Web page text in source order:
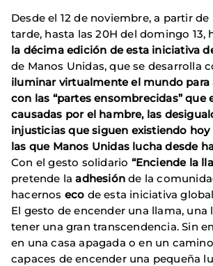
Desde el 12 de noviembre, a partir
tarde, hasta las 20H del domingo 13,
la décima edición de esta iniciativa
de Manos Unidas, que se desarrolla
iluminar virtualmente el mundo para
con las “partes ensombrecidas” que
causadas por el hambre, las
injusticias que siguen existiendo hoy
las que Manos Unidas lucha desde
Con el gesto solidario “Enciende la
pretende laadhesión de la
hacernos eco de esta iniciativa
El gesto de encender una llama, una
tener una gran transcendencia. Sin
en una casa apagada o en un
capaces de encender una pequeña